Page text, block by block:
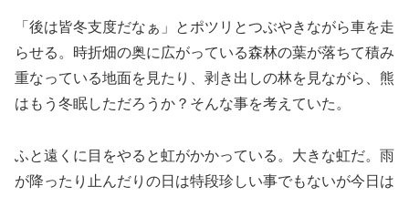
「後は皆冬支度だなぁ」とポツリとつぶやきながら車を走
らせる。時折畑の奥に広がっている森林の葉が落ちて積み
重なっている地面を見たり、剥き出しの林を見ながら、熊
はもう冬眠しただろうか？そんな事を考えていた。
ふと遠くに目をやると虹がかかっている。大きな虹だ。雨
が降ったり止んだりの日は特段珍しい事でもないが今日は